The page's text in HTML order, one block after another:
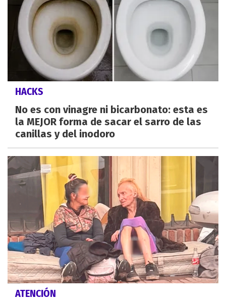
HACKS
No es con vinagre ni bicarbonato: esta es
la MEJOR forma de sacar el sarro de las
canillas y del inodoro
ATENCIÓN